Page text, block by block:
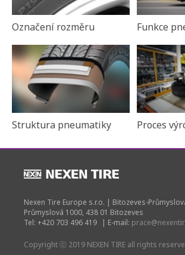
Označení rozměru Funkce
Struktura pneumatiky Proces
Nexen Tire Europe s.r.o. | Bitozeves-
Průmyslová 1000, 438 01 Bitozeves
Tel: +420 703 496 419
| E-mail:
Copyright ⓒ 2019 NEXEN TIRE all rights